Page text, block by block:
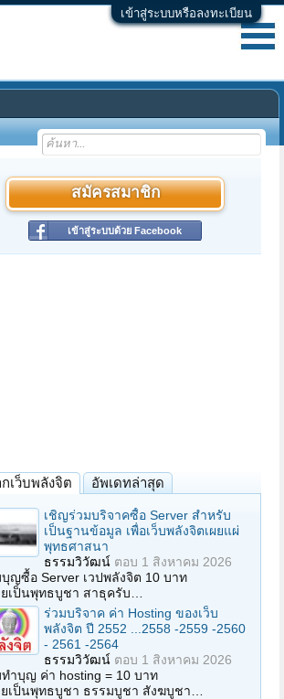
เข้าสู่ระบบหรือลงทะเบียน
สมัครสมาชิก
เข้าสู่ระบบด้วย Facebook
เว็บพลังจิต อัพเดทล่าสุด
เชิญร่วมบริจาคซื้อ Server สำหรับ
เป็นฐานข้อมูล เพื่อเว็บพลังจิตเผยแผ่
พุทธศาสนา
ธรรมวิวัฒน์ ตอบ 1 สิงหาคม 2026
ญซื้อ Server เวปพลังจิต 10 บาท
ยเป็นพุทธบูชา สาธุครับ…
ร่วมบริจาค ค่า Hosting ของเว็บ
พลังจิต ปี 2552 ...2558 -2559 -2560
- 2561 -2564
ธรรมวิวัฒน์ ตอบ 1 สิงหาคม 2026
ำบุญ ค่า hosting = 10 บาท
ยเป็นพุทธบูชา ธรรมบูชา สังฆบูชา…